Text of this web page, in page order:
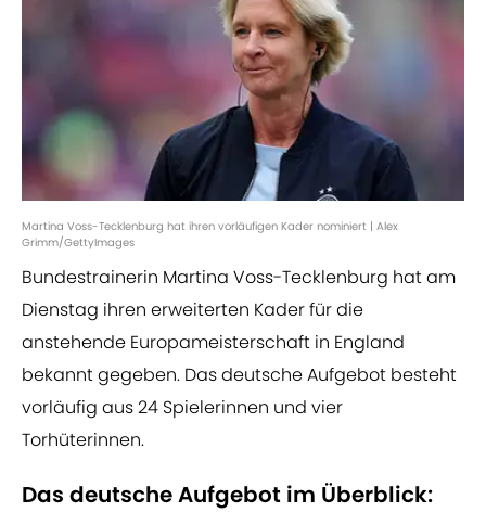
Martina Voss-Tecklenburg hat ihren vorläufigen Kader nominiert | Alex
Grimm/GettyImages
Bundestrainerin Martina Voss-Tecklenburg hat am
Dienstag ihren erweiterten Kader für die
anstehende Europameisterschaft in England
bekannt gegeben. Das deutsche Aufgebot besteht
vorläufig aus 24 Spielerinnen und vier
Torhüterinnen.
Das deutsche Aufgebot im Überblick: